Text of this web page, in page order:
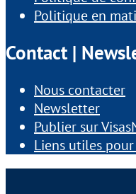
Politique en
Contact |
Nous contacter
Newsletter
Publier sur
Liens utiles